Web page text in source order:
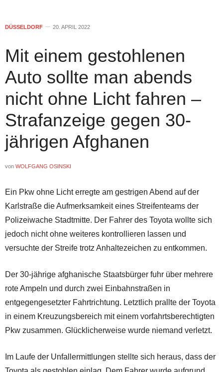
DÜSSELDORF 20. APRIL 2022
Mit einem gestohlenen
Auto sollte man abends
nicht ohne Licht fahren –
Strafanzeige gegen 30-
jährigen Afghanen
von WOLFGANG OSINSKI
Ein Pkw ohne Licht erregte am gestrigen Abend auf der
Karlstraße die Aufmerksamkeit eines Streifenteams der
Polizeiwache Stadtmitte. Der Fahrer des Toyota wollte sich
jedoch nicht ohne weiteres kontrollieren lassen und
versuchte der Streife trotz Anhaltezeichen zu entkommen.
Der 30-jährige afghanische Staatsbürger fuhr über mehrere
rote Ampeln und durch zwei Einbahnstraßen in
entgegengesetzter Fahrtrichtung. Letztlich prallte der Toyota
in einem Kreuzungsbereich mit einem vorfahrtsberechtigten
Pkw zusammen. Glücklicherweise wurde niemand verletzt.
Im Laufe der Unfallermittlungen stellte sich heraus, dass der